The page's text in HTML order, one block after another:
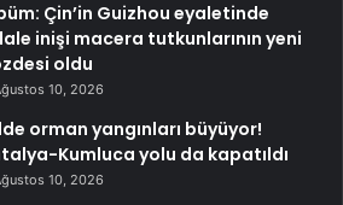
Çin’in Guizhou eyaletinde
inişi macera tutkunlarının yeni
oldu
10, 2026
orman yangınları büyüyor!
Kumluca yolu da kapatıldı
10, 2026